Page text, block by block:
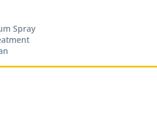
Spray